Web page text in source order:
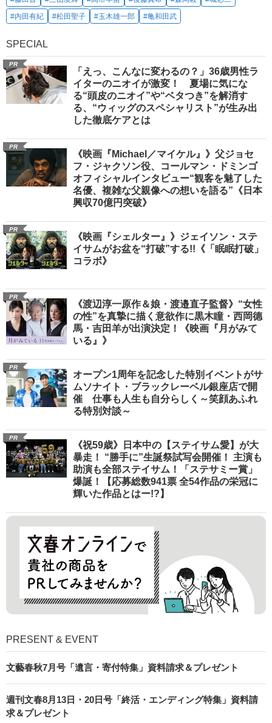
#内田有紀
#松田聖子 #玉木雄一郎 #亀和田武
SPECIAL
PR
「えっ、こんなに変わるの？」36歳男性ラ
イターのニオイが激変！ 夏場に気にな
る“頭皮のニオイ”や“ベタつき”を解消す
る、“ウィッグのスペシャリスト”が生み出
した徹底ケアとは
PR
《映画『Michael／マイケル』》父ジョセ
フ・ジャクソン役、コールマン・ドミンゴ
オフィシャルインタビュー“観客を魅了した
名優、複雑な父親像への想いを語る”《日本
興収70億円突破》
PR
《映画『シェルター』》ジェイソン・ステ
イサムがお盆を“打破”する!!《「眠眠打破」
コラボ》
PR
《渡辺淳一原作＆娘・渡邉直子監督》“女性
の性”を真摯に描く意欲作に黒木瞳・西岡德
馬・吉田羊が出演決定！《映画『月がみて
いる』》
PR
オープン1周年を記念した特別イベントがサ
ムソナイト・ブラックレーベル銀座店で開
催 仕事も人生も自分らしく～笑顔あふれ
る特別対談～
PR
《祝59歳》日本中の【ステイサム愛】が大
暴走！ “勝手に”生誕祭試写会開催！ 主演も
助演も全部ステイサム！「ステサミー賞」
爆誕！【応募総数941票 全54作品の栄冠に
輝いた作品とはー!?】
PRESENT & EVENT
文藝春秋7月号「遺言・寄付特集」資料請求＆プレゼント
週刊文春8月13日・20日号「終活・エンディング特集」資料請
求＆プレゼント